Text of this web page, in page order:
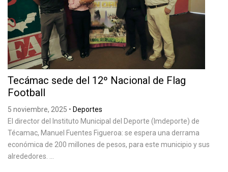
Tecámac sede del 12º Nacional de Flag
Football
5 noviembre, 2025 • Deportes
El director del Instituto Municipal del Deporte (Imdeporte) de
Técamac, Manuel Fuentes Figueroa: se espera una derrama
económica de 200 millones de pesos, para este municipio y sus
alrededores. ...